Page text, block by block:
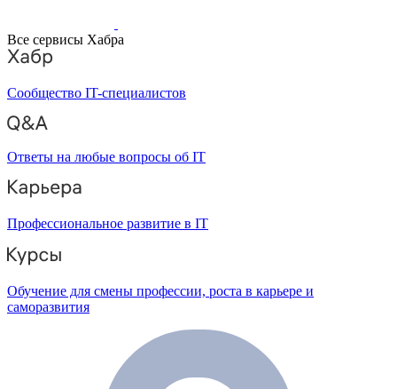
Все сервисы Хабра
Сообщество IT-специалистов
Ответы на любые вопросы об IT
Профессиональное развитие в IT
Обучение для смены профессии, роста в карьере и
саморазвития